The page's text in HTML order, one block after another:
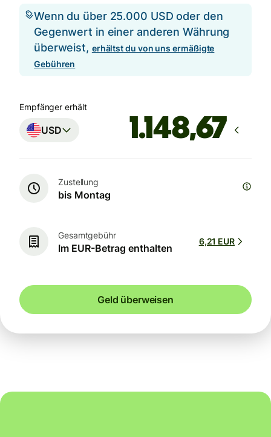
Wenn du über 25.000 USD oder den
Gegenwert in einer anderen Währung
überweist, erhältst du von uns ermäßigte
Gebühren
Empfänger erhält
USD
Zustellung
bis Montag
Gesamtgebühr
Im EUR-Betrag enthalten
6,21 EUR
Geld überweisen